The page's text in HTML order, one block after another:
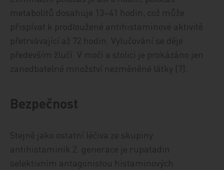
metabolitů dosahuje 13–41 hodin, což může
přispívat k prodloužené antihistaminové aktivitě
přetrvávající až 72 hodin. Vylučování se děje
především žlučí. V moči a stolici je prokázáno jen
zanedbatelné množství nezměněné látky [7].
Bezpečnost
Stejně jako ostatní léčiva ze skupiny
antihistaminik 2. generace je rupatadin
selektivním antagonistou histaminových